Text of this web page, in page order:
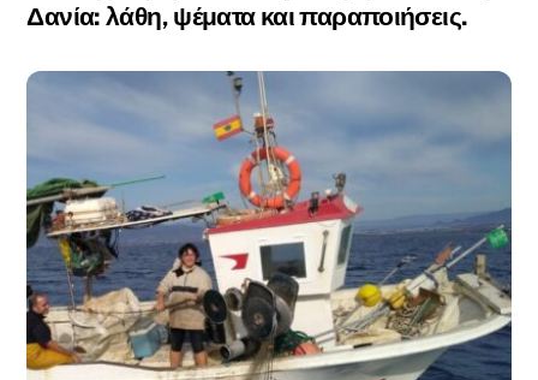
Δανία: λάθη, ψέματα και παραποιήσεις.